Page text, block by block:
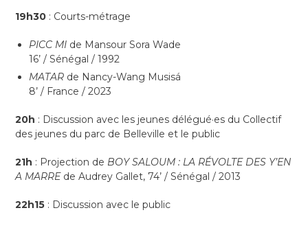
19h30 : Courts-métrage
PICC MI de Mansour Sora Wade
16’ / Sénégal / 1992
MATAR de Nancy-Wang Musisá
8’ / France / 2023
20h : Discussion avec les jeunes délégué·es du Collectif
des jeunes du parc de Belleville et le public
21h : Projection de BOY SALOUM : LA RÉVOLTE DES Y’EN
A MARREde Audrey Gallet, 74’ / Sénégal / 2013
22h15 : Discussion avec le public